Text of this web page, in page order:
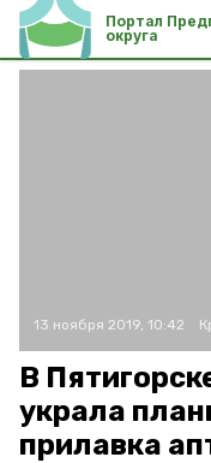
Портал
округа
13 ноября 2019, 10:42
В
украла
прилавка